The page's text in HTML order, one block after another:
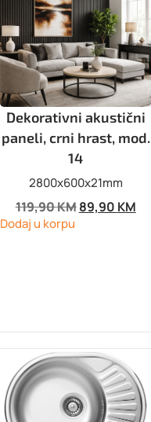
Dekorativni akustični
paneli, crni hrast, mod.
14
2800x600x21mm
119,90KM89,90 KM
Dodaj u korpu